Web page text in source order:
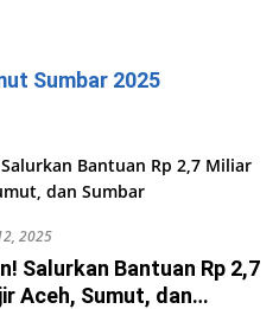
Sumbar 2025
2025
Salurkan Bantuan Rp 2,7
Aceh, Sumut, dan